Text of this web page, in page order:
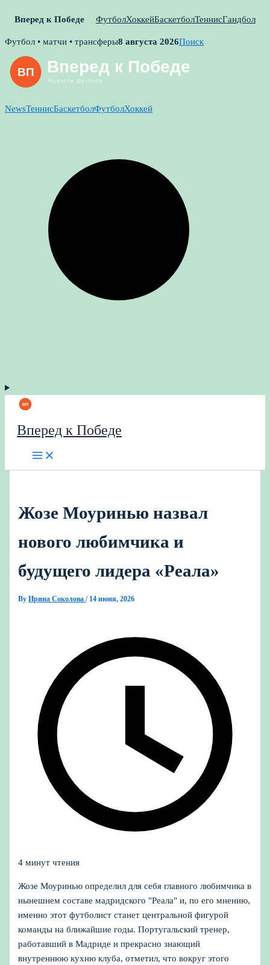
Вперед к Победе ФутболХоккейБаскетболТеннисГандбол
Skip
content
Футбол • матчи • трансферы8 августа 2026Поиск
NewsТеннисБаскетболФутболХоккей
Вперед к Победе
Жозе Моуринью назвал
нового любимчика и
будущего лидера «Реала»
ByИрина Соколова/ 14 июня, 2026
4 минут чтения
Жозе Моуринью определил для себя главного любимчика в
нынешнем составе мадридского "Реала" и, по его мнению,
именно этот футболист станет центральной фигурой
команды на ближайшие годы. Португальский тренер,
работавший в Мадриде и прекрасно знающий
внутреннюю кухню клуба, отметил, что вокруг этого